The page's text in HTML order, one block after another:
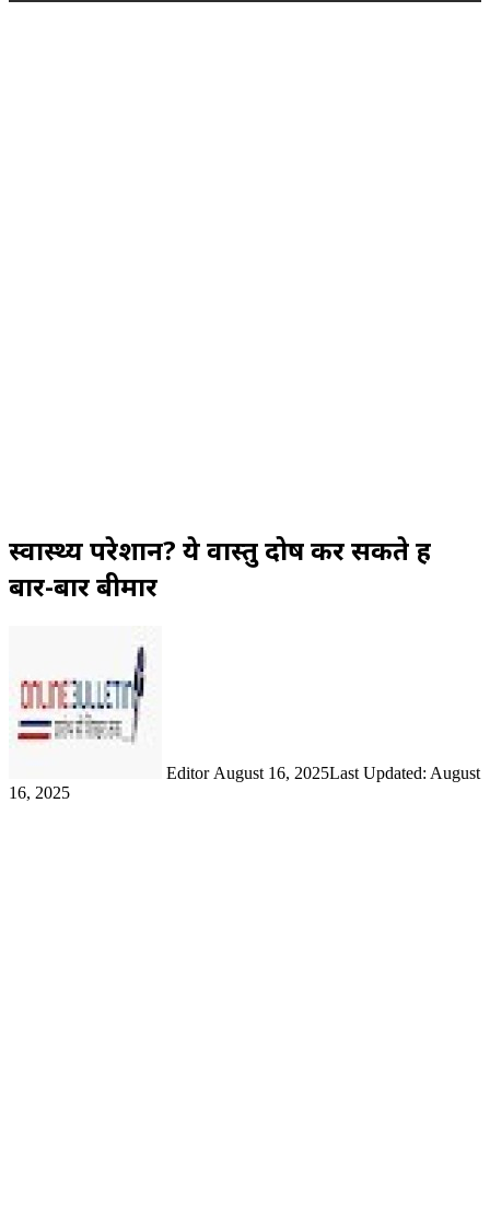
स्वास्थ्य परेशान? ये वास्तु दोष कर सकते हैं
बार-बार बीमार
Editor August 16, 2025Last Updated: August
16, 2025